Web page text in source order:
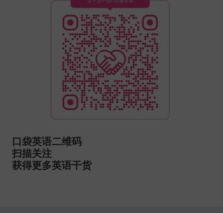
口袋英语二维码
扫描关注
获得更多英语干货